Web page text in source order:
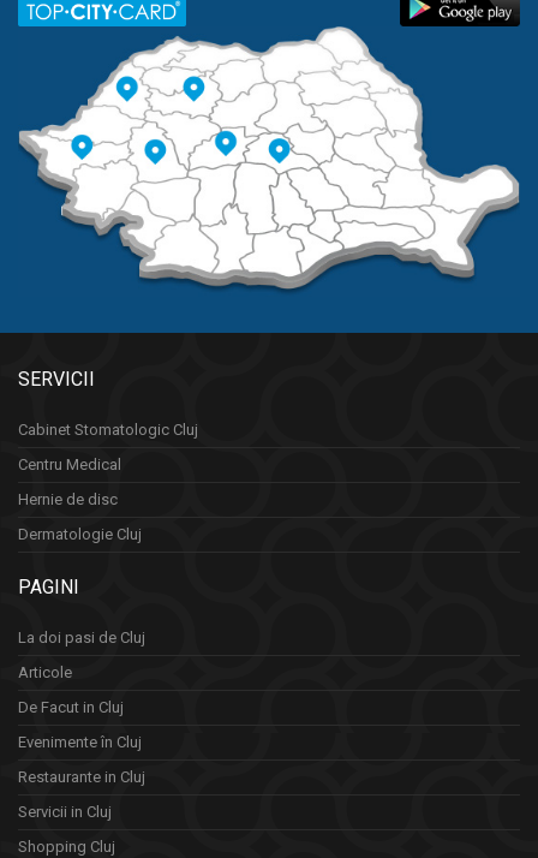
SERVICII
Cabinet Stomatologic Cluj
Centru Medical
Hernie de disc
Dermatologie Cluj
PAGINI
La doi pasi de Cluj
Articole
De Facut in Cluj
Evenimente în Cluj
Restaurante in Cluj
Servicii in Cluj
Shopping Cluj